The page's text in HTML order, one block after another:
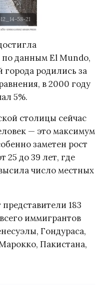
58-21
по данным El Mundo,
города родились за
в 2000 году
5%.
столицы сейчас
— это максимум
заметен рост
25 до 39 лет, где
число местных
183
иммигрантов
Гондураса,
Пакистана,